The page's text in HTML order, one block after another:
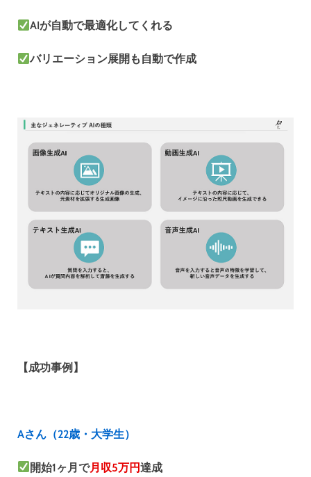
AIが自動で最適化してくれる
バリエーション展開も自動で作成
【成功事例】
Aさん（22歳・大学生）
開始1ヶ月で月収5万円達成